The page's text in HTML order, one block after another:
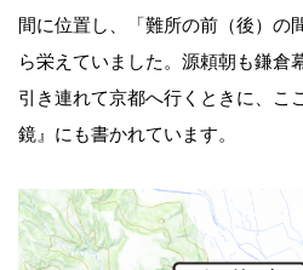
間に位置し、「難所の前（後）の
ら栄えていました。源頼朝も鎌倉
引き連れて京都へ行くときに、こ
鏡』にも書かれています。